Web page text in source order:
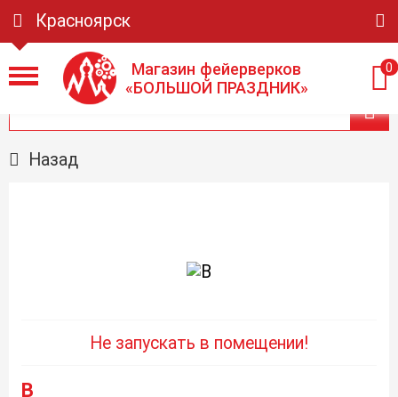
Красноярск
Магазин фейерверков
«БОЛЬШОЙ ПРАЗДНИК»
0
Назад
Не запускать в помещении!
В